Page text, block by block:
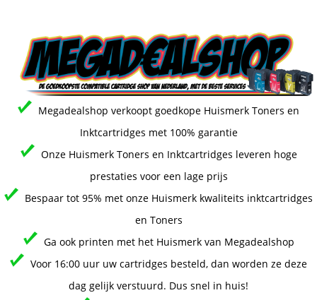
Megadealshop verkoopt goedkope Huismerk Toners en
Inktcartridges met 100% garantie
Onze Huismerk Toners en Inktcartridges leveren hoge
prestaties voor een lage prijs
Bespaar tot 95% met onze Huismerk kwaliteits inktcartridges
en Toners
Ga ook printen met het Huismerk van Megadealshop
Voor 16:00 uur uw cartridges besteld, dan worden ze deze
dag gelijk verstuurd. Dus snel in huis!